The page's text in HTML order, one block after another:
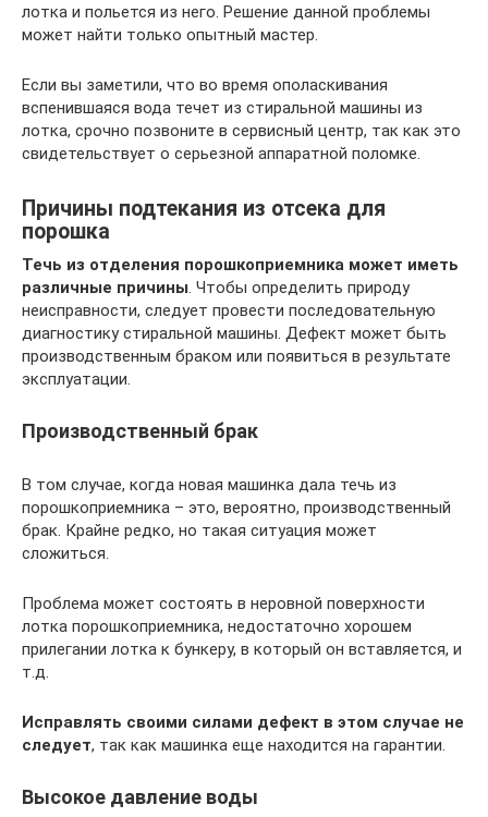
лотка и польется из него. Решение данной проблемы
может найти только опытный мастер.
Если вы заметили, что во время ополаскивания
вспенившаяся вода течет из стиральной машины из
лотка, срочно позвоните в сервисный центр, так как это
свидетельствует о серьезной аппаратной поломке.
Причины подтекания из отсека для
порошка
Течь из отделения порошкоприемника может иметь
различные причины. Чтобы определить природу
неисправности, следует провести последовательную
диагностику стиральной машины. Дефект может быть
производственным браком или появиться в результате
эксплуатации.
Производственный брак
В том случае, когда новая машинка дала течь из
порошкоприемника – это, вероятно, производственный
брак. Крайне редко, но такая ситуация может
сложиться.
Проблема может состоять в неровной поверхности
лотка порошкоприемника, недостаточно хорошем
прилегании лотка к бункеру, в который он вставляется, и
т.д.
Исправлять своими силами дефект в этом случае не
следует, так как машинка еще находится на гарантии.
Высокое давление воды